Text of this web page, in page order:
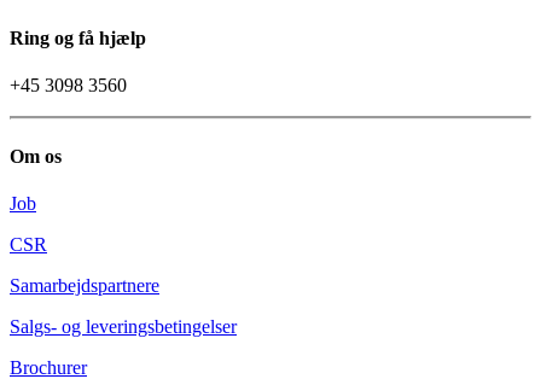
Ring og få hjælp
+45 3098 3560
Om os
Job
CSR
Samarbejdspartnere
Salgs- og leveringsbetingelser
Brochurer